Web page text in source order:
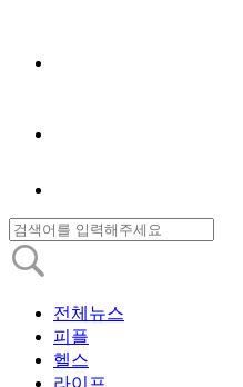
전체뉴스
피플
헬스
라이프